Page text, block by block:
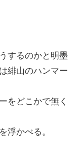
するのかと明墨
緋山のハンマー
をどこかで無く
浮かべる。